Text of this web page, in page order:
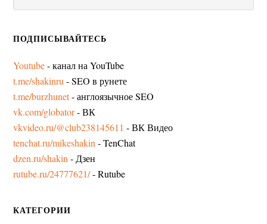
ПОДПИСЫВАЙТЕСЬ
Youtube- канал на YouTube
t.me/shakinru - SEO в рунете
t.me/burzhunet- англоязычное SEO
vk.com/globator- ВК
vkvideo.ru/@club238145611 - ВК Видео
tenchat.ru/mikeshakin - TenChat
dzen.ru/shakin - Дзен
rutube.ru/24777621/- Rutube
КАТЕГОРИИ